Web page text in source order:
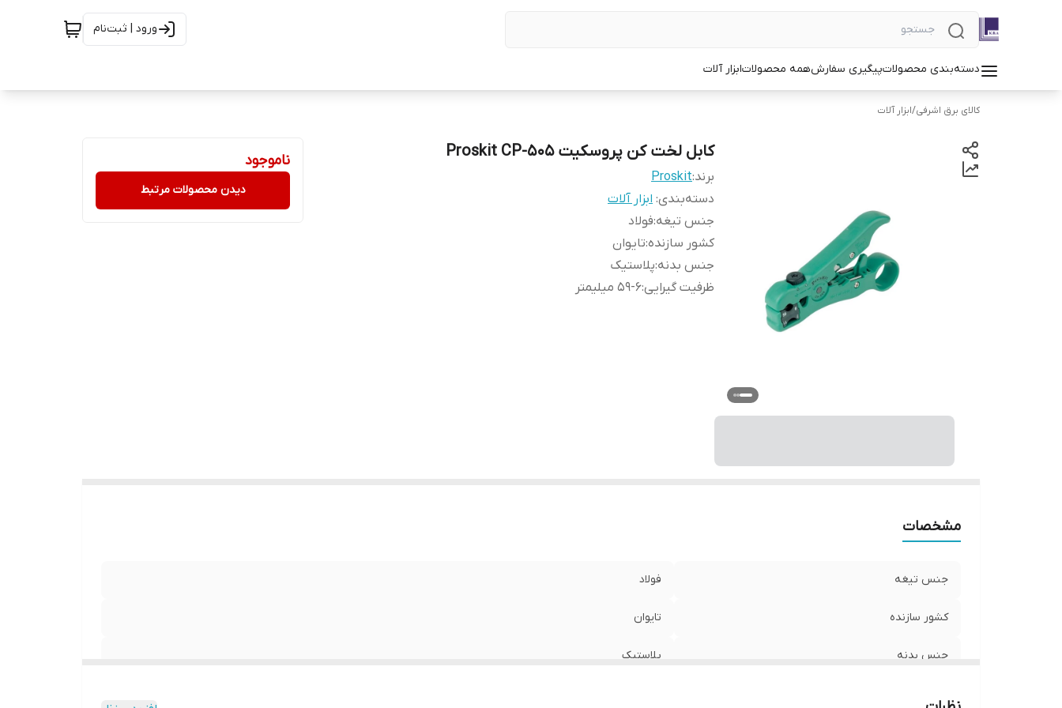
ورود | ثبت‌نام
دسته‌بندی محصولاتپیگیری سفارشهمه محصولاتابزار آلات
کالای برق اشرفی/ابزار آلات
کابل لخت کن پروسکیت Proskit CP-505
برند:Proskit
دسته‌بندی: ابزار آلات
جنس تیغه:فولاد
کشور سازنده:تایوان
جنس بدنه:پلاستیک
ظرفیت گیرایی:59-6 میلیمتر
ناموجود
دیدن محصولات مرتبط
مشخصات
جنس تیغه فولاد
کشور سازنده تایوان
جنس بدنه پلاستیک